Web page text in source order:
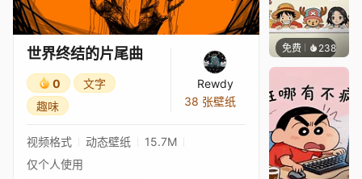
世界终结的片尾曲
0
文字
趣味
Rewdy
38 张壁纸
视频格式 动态壁纸
15.7M
仅个人使用
免费 238渔小小